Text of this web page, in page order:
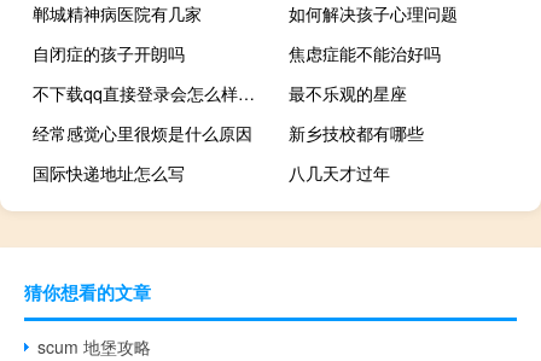
郸城精神病医院有几家
如何解决孩子心理问题
自闭症的孩子开朗吗
焦虑症能不能治好吗
不下载qq直接登录会怎么样（不下载qq直接登录）
最不乐观的星座
经常感觉心里很烦是什么原因
新乡技校都有哪些
国际快递地址怎么写
八几天才过年
猜你想看的文章
scum 地堡攻略